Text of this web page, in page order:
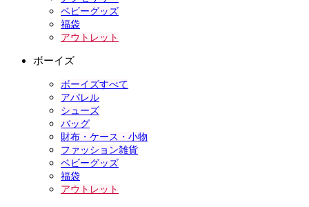
ベビーグッズ
福袋
アウトレット
ボーイズ
ボーイズすべて
アパレル
シューズ
バッグ
財布・ケース・小物
ファッション雑貨
ベビーグッズ
福袋
アウトレット